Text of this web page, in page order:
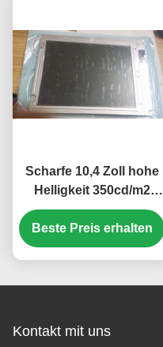
Scharfe 10,4 Zoll hohe
Helligkeit 350cd/m2
Industrie-LCD-Display
mit 640*480 Pixel
Auflösung
Beste Preis erhalten
Kontakt mit uns